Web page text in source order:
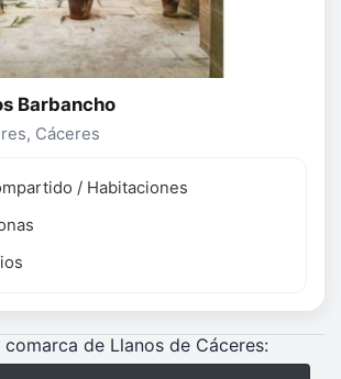
Barbancho
Cáceres
/ Habitaciones
de Llanos de Cáceres: